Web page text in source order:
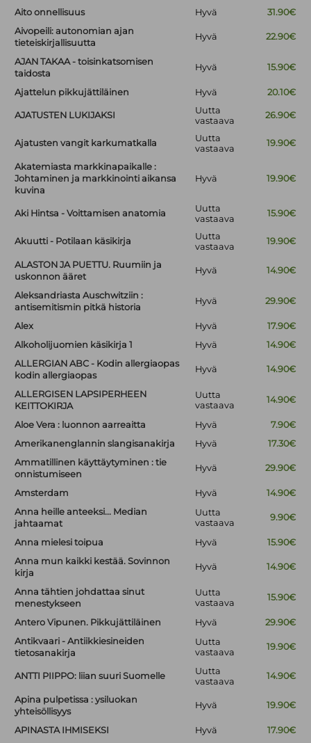
Aito onnellisuus
Hyvä
31.90€
Aivopeili: autonomian ajan
tieteiskirjallisuutta
Hyvä 22.90€
AJAN TAKAA - toisinkatsomisen
taidosta
Hyvä 15.90€
Ajattelun pikkujättiläinen Hyvä 20.10€
AJATUSTEN LUKIJAKSI
Uutta
vastaava
26.90€
Ajatusten vangit karkumatkalla
Uutta
vastaava
19.90€
Akatemiasta markkinapaikalle :
Johtaminen ja markkinointi aikansa
kuvina
Hyvä 19.90€
Aki Hintsa - Voittamisen anatomia
Uutta
vastaava
15.90€
Akuutti - Potilaan käsikirja
Uutta
vastaava
19.90€
ALASTON JA PUETTU. Ruumiin ja
uskonnon ääret
Hyvä 14.90€
Aleksandriasta Auschwitziin :
antisemitismin pitkä historia
Hyvä 29.90€
Alex Hyvä
17.90€
Alkoholijuomien käsikirja 1
Hyvä
14.90€
ALLERGIAN ABC - Kodin allergiaopas
kodin allergiaopas
Hyvä 14.90€
ALLERGISEN LAPSIPERHEEN
KEITTOKIRJA
Uutta
vastaava
14.90€
Aloe Vera : luonnon aarreaitta Hyvä
7.90€
Amerikanenglannin slangisanakirja
Hyvä
17.30€
Ammatillinen käyttäytyminen : tie
onnistumiseen
Hyvä 29.90€
Amsterdam Hyvä
14.90€
Anna heille anteeksi... Median
jahtaamat
Uutta
vastaava
9.90€
Anna mielesi toipua Hyvä
15.90€
Anna mun kaikki kestää. Sovinnon
kirja
Hyvä 14.90€
Anna tähtien johdattaa sinut
menestykseen
Uutta
vastaava
15.90€
Antero Vipunen. Pikkujättiläinen Hyvä
29.90€
Antikvaari - Antiikkiesineiden
tietosanakirja
Uutta
vastaava
19.90€
ANTTI PIIPPO: liian suuri Suomelle
Uutta
vastaava
14.90€
Apina pulpetissa : ysiluokan
yhteisöllisyys
Hyvä 19.90€
APINASTA IHMISEKSI Hyvä
17.90€